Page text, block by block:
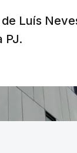
Luís
PJ.